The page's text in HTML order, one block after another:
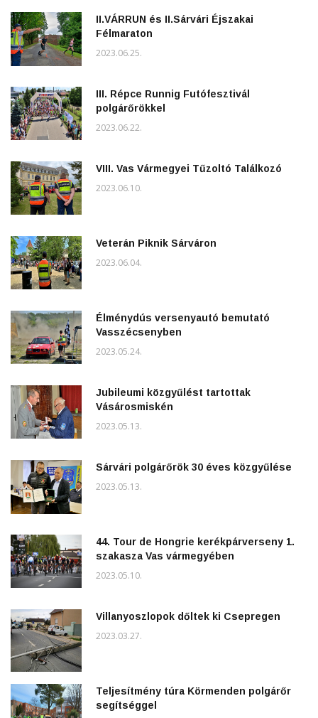
II.VÁRRUN és II.Sárvári Éjszakai
Félmaraton
2023.06.25.
III. Répce Runnig Futófesztivál
polgárőrökkel
2023.06.22.
VIII. Vas Vármegyei Tűzoltó Találkozó
2023.06.10.
Veterán Piknik Sárváron
2023.06.04.
Élménydús versenyautó bemutató
Vasszécsenyben
2023.05.24.
Jubileumi közgyűlést tartottak
Vásárosmiskén
2023.05.13.
Sárvári polgárőrök 30 éves közgyűlése
2023.05.13.
44. Tour de Hongrie kerékpárverseny 1.
szakasza Vas vármegyében
2023.05.10.
Villanyoszlopok dőltek ki Csepregen
2023.03.27.
Teljesítmény túra Körmenden polgárőr
segítséggel